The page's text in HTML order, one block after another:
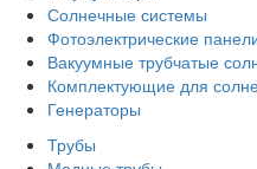
Солнечные системы
Фотоэлектрические
Вакуумные трубчатые
Комплектующие для
Генераторы
Трубы